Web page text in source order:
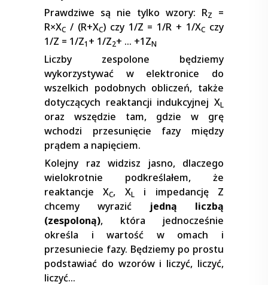
Prawdziwe są nie tylko wzory: RZ
=
R×XC / (R+XC) czy 1/Z = 1/R + 1/XC czy
1/Z = 1/Z1 + 1/Z2+ … +1ZN
Liczby zespolone będziemy
wykorzystywać w elektronice do
wszelkich podobnych obliczeń, także
dotyczących reaktancji indukcyjnej XL
oraz wszędzie tam, gdzie w grę
wchodzi przesunięcie fazy między
prądem a napięciem.
Kolejny raz widzisz jasno, dlaczego
wielokrotnie podkreślałem, że
reaktancje XC, XL
i impedancję Z
chcemy wyrazić jedną liczbą
(zespoloną), która jednocześnie
określa i wartość w omach i
przesuniecie fazy. Będziemy po prostu
podstawiać do wzorów i liczyć, liczyć,
liczyć…